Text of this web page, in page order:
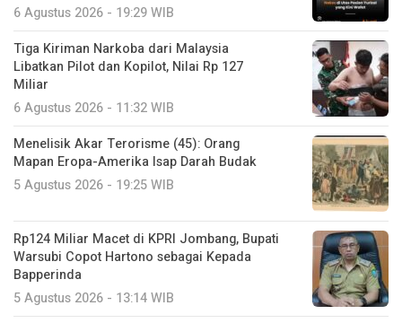
6 Agustus 2026 - 19:29 WIB
Tiga Kiriman Narkoba dari Malaysia
Libatkan Pilot dan Kopilot, Nilai Rp 127
Miliar
6 Agustus 2026 - 11:32 WIB
Menelisik Akar Terorisme (45): Orang
Mapan Eropa-Amerika Isap Darah Budak
5 Agustus 2026 - 19:25 WIB
Rp124 Miliar Macet di KPRI Jombang, Bupati
Warsubi Copot Hartono sebagai Kepada
Bapperinda
5 Agustus 2026 - 13:14 WIB